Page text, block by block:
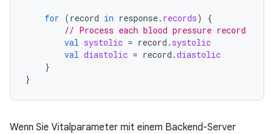
for (record in response. records)
{
// Process each blood pressure record
val systolic = record . systolic
val diastolic = record .diastolic
}
}
Wenn Sie Vitalparameter mit einem Backend-Server